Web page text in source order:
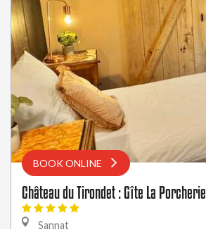
BOOK ONLINE
Château du Tirondet : Gîte La Porcherie
Sannat